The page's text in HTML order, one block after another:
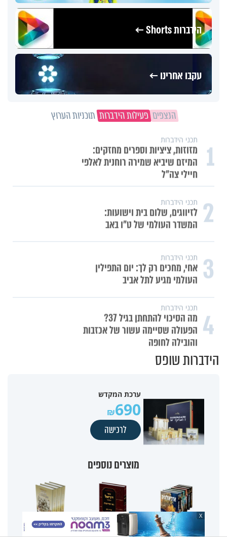
הידברות Shorts ←
עקבו אחרינו ←
הנצפים פעילות הידברות תוכניות הערוץ
1 תכני הידברות
מזוזות, ציציות וספרים מחזקים:
המיזם שיביא שמירה רוחנית לאלפי
חיילי צה"ל
2 תכני הידברות
לזיווגים, שלום בית וישועות:
המשדר העולמי של ט"ו באב
3 תכני הידברות
אחי, מחכים רק לך: יום התפילין
העולמי מגיע לתל אביב
4 תכני הידברות
מה הסיכוי להתחתן בגיל 37?
הפעולה שסיימה עשור של אכזבות
והובילה לחופה
הידברות שופס
ערכת המקדש
690
לרכישה
מוצרים נוספים
סט ארכיאולוגיה ספר דניאל - הרב זמיר אוצר הסגולות - הרב
X